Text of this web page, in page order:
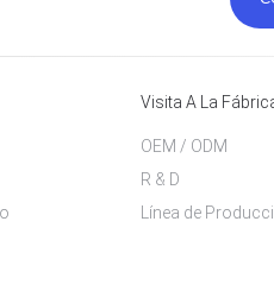
Visita A La
Línea de
OEM / ODM
R & D